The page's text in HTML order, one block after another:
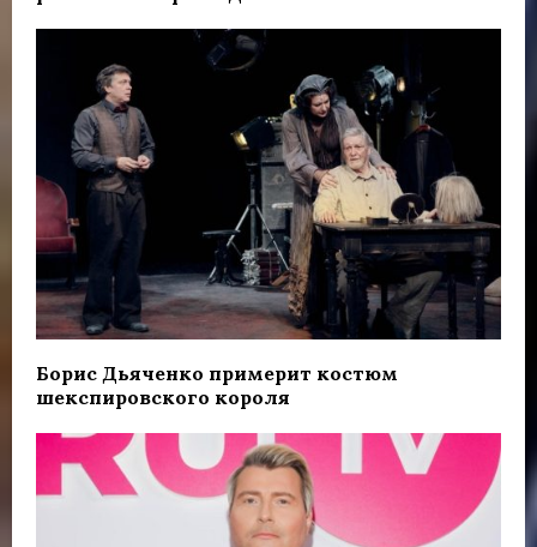
Борис Дьяченко примерит костюм
шекспировского короля